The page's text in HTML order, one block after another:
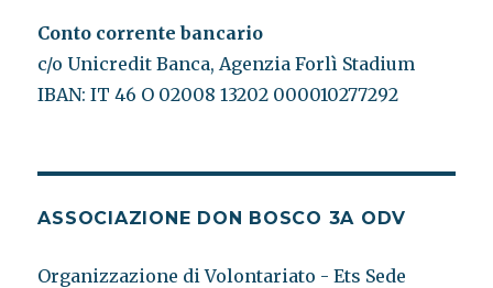
Conto corrente bancario
c/o Unicredit Banca, Agenzia Forlì Stadium
IBAN: IT 46 O 02008 13202 000010277292
ASSOCIAZIONE DON BOSCO 3A ODV
Organizzazione di Volontariato - Ets Sede